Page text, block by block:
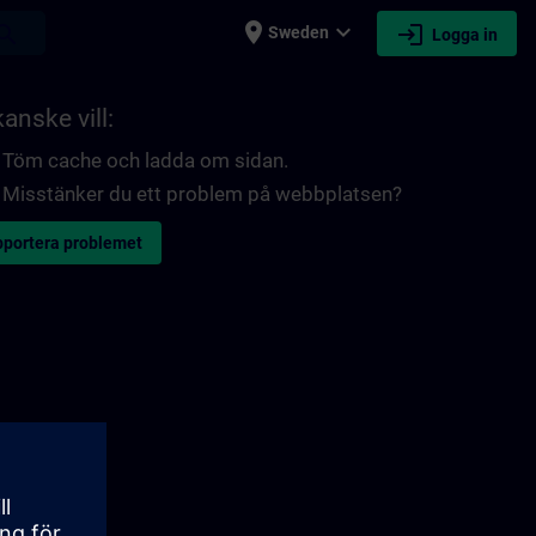
place Sweden expand_more login Logga in
vill:
Töm cache och ladda om sidan.
Misstänker du ett problem på webbplatsen?
problemet